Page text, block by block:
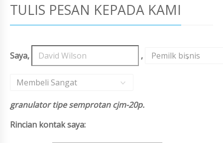
TULIS PESAN KEPADA KAMI
Saya, , Pemilk bisnis
,
Membeli Sangat
granulator tipe semprotan cjm-20p.
Rincian kontak saya: